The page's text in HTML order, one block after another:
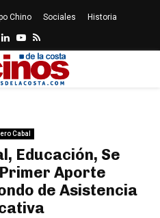
Chino Sociales Historia
Twitter
LinkedinYoutube
Rss
Cabal
Educación, Se
Aporte
de Asistencia